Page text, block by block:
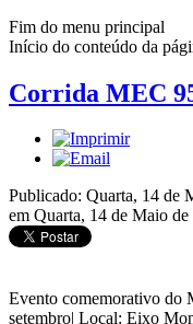
Fim do menu principal
Início do conteúdo da
Corrida MEC
Publicado: Quarta, 14 de
em Quarta, 14 de Maio
Evento comemorativo do
setembro| Local: Eixo